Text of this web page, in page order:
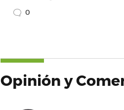
0
Opinión y